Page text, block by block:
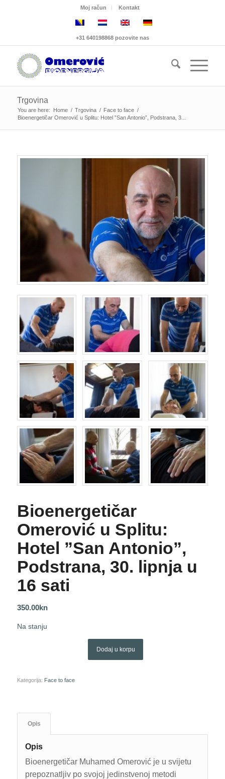
Moj račun Kontakt
+31 640198868 pozovite nas
Trgovina
You are here: Home / Trgovina / Face to face /
Bioenergetičar Omerović u Splitu: Hotel ”San Antonio”, Podstrana, 3...
Bioenergetičar
Omerović u Splitu:
Hotel ”San Antonio”,
Podstrana, 30. lipnja u
16 sati
350.00kn
Na stanju
Dodaj u korpu
Kategorija: Face to face
Opis
Opis
Bioenergetičar Muhamed Omerović je u svijetu
prepoznatljiv po svojoj jedinstvenoj metodi